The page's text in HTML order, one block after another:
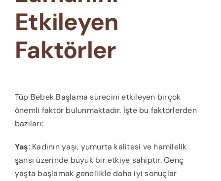
Etkileyen
Faktörler
Tüp Bebek Başlama sürecini etkileyen birçok
önemli faktör bulunmaktadır. İşte bu faktörlerden
bazıları:
Yaş: Kadının yaşı, yumurta kalitesi ve hamilelik
şansı üzerinde büyük bir etkiye sahiptir. Genç
yaşta başlamak genellikle daha iyi sonuçlar